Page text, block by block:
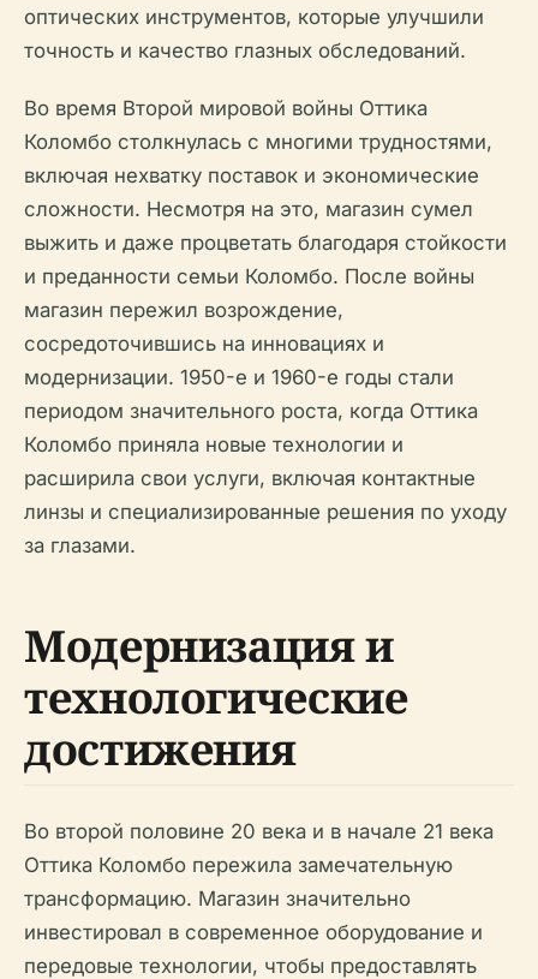
оптических инструментов, которые улучшили
точность и качество глазных обследований.
Во время Второй мировой войны Оттика
Коломбо столкнулась с многими трудностями,
включая нехватку поставок и экономические
сложности. Несмотря на это, магазин сумел
выжить и даже процветать благодаря стойкости
и преданности семьи Коломбо. После войны
магазин пережил возрождение,
сосредоточившись на инновациях и
модернизации. 1950-е и 1960-е годы стали
периодом значительного роста, когда Оттика
Коломбо приняла новые технологии и
расширила свои услуги, включая контактные
линзы и специализированные решения по уходу
за глазами.
Модернизация и
технологические
достижения
Во второй половине 20 века и в начале 21 века
Оттика Коломбо пережила замечательную
трансформацию. Магазин значительно
инвестировал в современное оборудование и
передовые технологии, чтобы предоставлять